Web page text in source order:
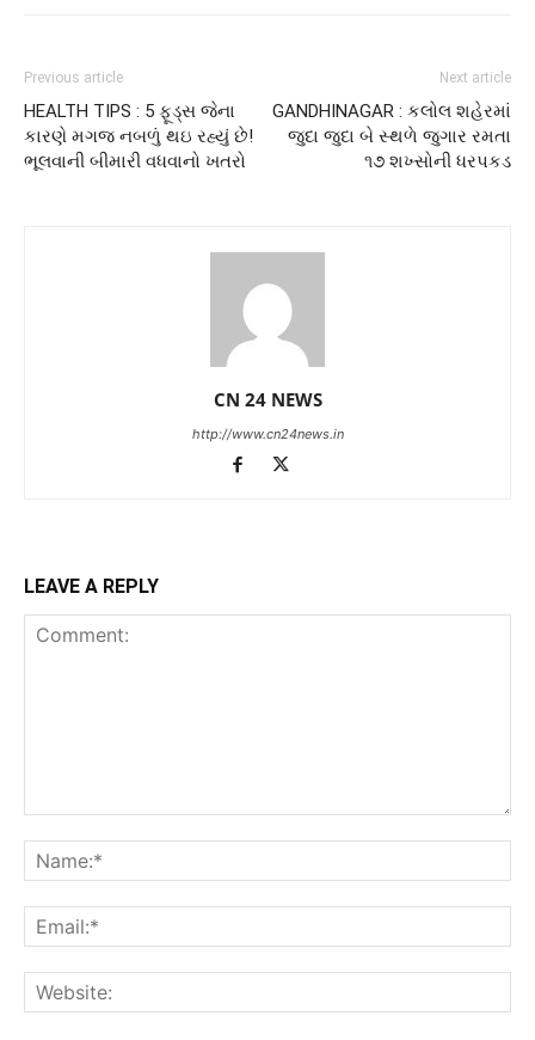
Previous article
HEALTH TIPS : 5 ફૂડ્સ જેના
કારણે મગજ નબળું થઇ રહ્યું છે!
ભૂલવાની બીમારી વધવાનો ખતરો
Next article
GANDHINAGAR : કલોલ શહેરમાં
જુદા જુદા બે સ્થળે જુગાર રમતા
૧૭ શખ્સોની ધરપકડ
CN 24 NEWS
http://www.cn24news.in
LEAVE A REPLY